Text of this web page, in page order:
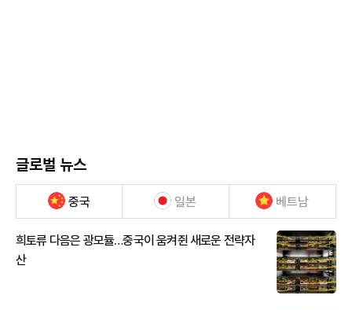
글로벌 뉴스
중국 일본 베트남
희토류 다음은 광모듈…중국이 움켜쥔 새로운 전략자
산